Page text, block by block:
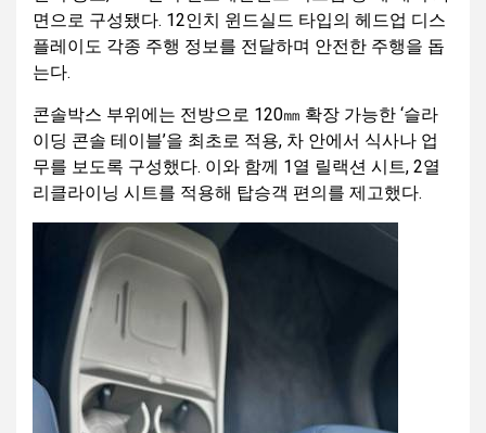
면으로 구성됐다. 12인치 윈드실드 타입의 헤드업 디스
플레이도 각종 주행 정보를 전달하며 안전한 주행을 돕
는다.
콘솔박스 부위에는 전방으로 120㎜ 확장 가능한 ‘슬라
이딩 콘솔 테이블’을 최초로 적용, 차 안에서 식사나 업
무를 보도록 구성했다. 이와 함께 1열 릴랙션 시트, 2열
리클라이닝 시트를 적용해 탑승객 편의를 제고했다.